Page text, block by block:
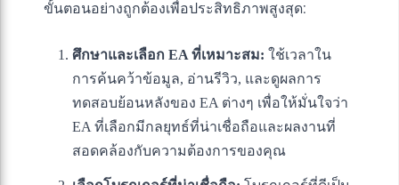
ขั้นตอนอย่างถูกต้องเพื่อประสิทธิภาพสูงสุด:
ศึกษาและเลือก EA ที่เหมาะสม: ใช้เวลาใน
การค้นคว้าข้อมูล, อ่านรีวิว, และดูผลการ
ทดสอบย้อนหลังของ EA ต่างๆ เพื่อให้มั่นใจว่า
EA ที่เลือกมีกลยุทธ์ที่น่าเชื่อถือและผลงานที่
สอดคล้องกับความต้องการของคุณ